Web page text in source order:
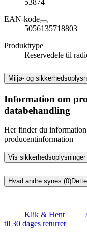
EAN-kode
5056135718803
Produkttype
Reservedele til
Miljø- og
Information om
databehandling
Her finder du
producentinformation
Vis sikkerhedsoplysninger
Hvad andre synes (0)
Klik & Hent
til 30 dages returret